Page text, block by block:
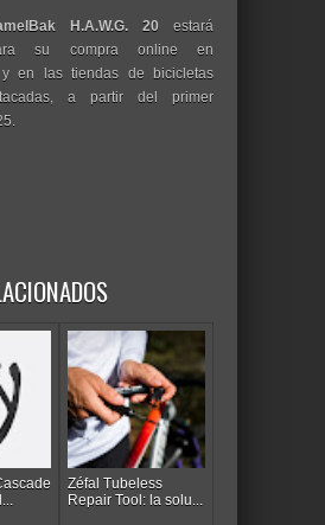
H.A.W.G. 20 estará
su compra online en
y en las tiendas de bicicletas
a partir del primer
Zéfal Tubeless
Repair Tool: la solu...